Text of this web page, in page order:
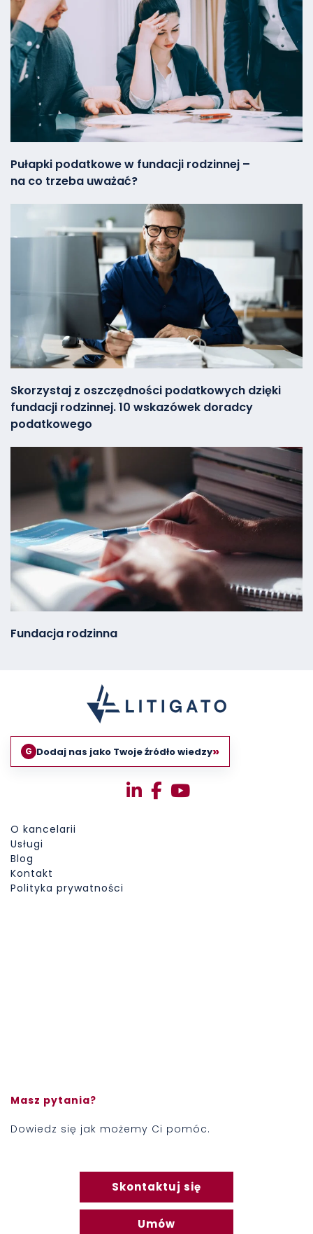
Pułapki podatkowe w fundacji rodzinnej –
na co trzeba uważać?
Skorzystaj z oszczędności podatkowych dzięki
fundacji rodzinnej. 10 wskazówek doradcy
podatkowego
Fundacja rodzinna
G Dodaj nas jako Twoje źródło wiedzy»
O kancelarii
Usługi
Blog
Kontakt
Polityka prywatności
Masz pytania?
Dowiedz się jak możemy Ci pomóc.
Skontaktuj się
Umów